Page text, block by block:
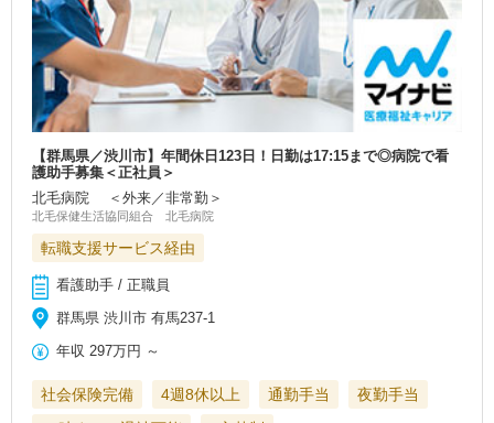
【群馬県／渋川市】年間休日123日！日勤は17:15まで◎病院で看
護助手募集＜正社員＞
北毛病院 ＜外来／非常勤＞
北毛保健生活協同組合 北毛病院
転職支援サービス経由
看護助手 / 正職員
群馬県 渋川市 有馬237‐1
年収 297万円 ～
社会保険完備 4週8休以上 通勤手当
夜勤手当